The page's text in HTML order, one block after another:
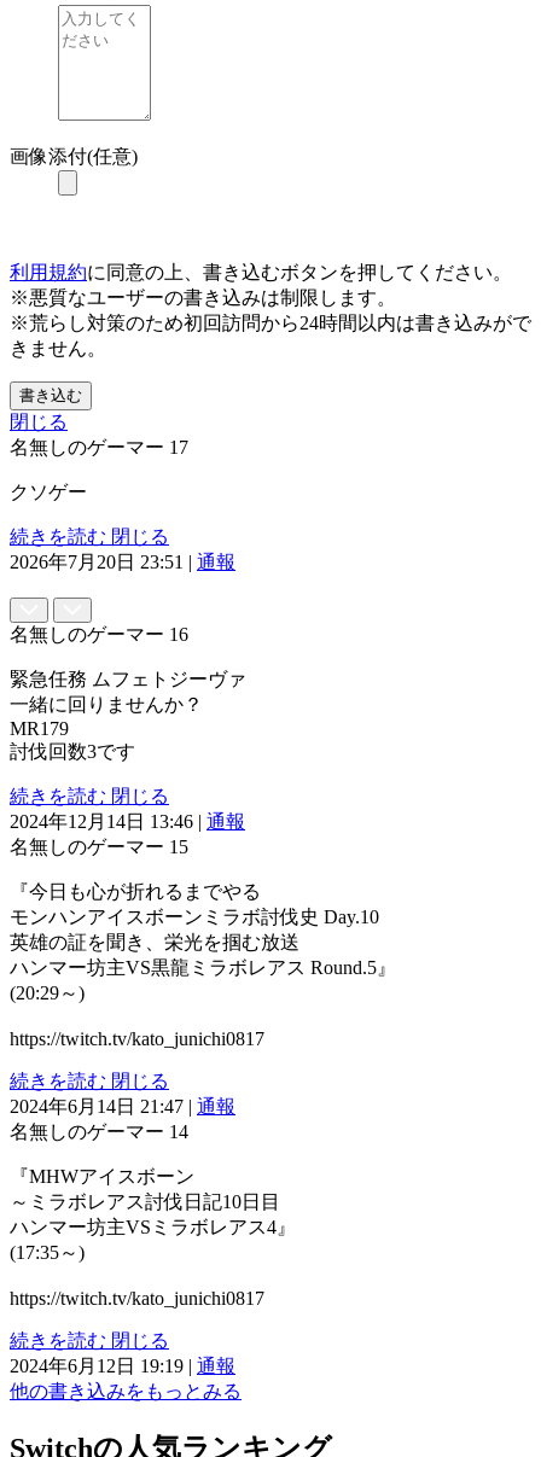
画像添付(任意)
利用規約に同意の上、書き込むボタンを押してください。
※悪質なユーザーの書き込みは制限します。
※荒らし対策のため初回訪問から24時間以内は書き込みがで
きません。
書き込む
閉じる
名無しのゲーマー 17
クソゲー
続きを読む 閉じる
2026年7月20日 23:51
通報
名無しのゲーマー 16
緊急任務 ムフェトジーヴァ
一緒に回りませんか？
MR179
討伐回数3です
続きを読む 閉じる
2024年12月14日 13:46
通報
名無しのゲーマー 15
『今日も心が折れるまでやる
モンハンアイスボーンミラボ討伐史 Day.10
英雄の証を聞き、栄光を掴む放送
ハンマー坊主VS黒龍ミラボレアス Round.5』
(20:29～)
https://twitch.tv/kato_junichi0817
続きを読む 閉じる
2024年6月14日 21:47
通報
名無しのゲーマー 14
『MHWアイスボーン
～ミラボレアス討伐日記10日目
ハンマー坊主VSミラボレアス4』
(17:35～)
https://twitch.tv/kato_junichi0817
続きを読む 閉じる
2024年6月12日 19:19
通報
他の書き込みをもっとみる
Switchの人気ランキング